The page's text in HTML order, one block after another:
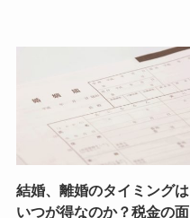
結婚、離婚のタイミングは
いつが得なのか？税金の面